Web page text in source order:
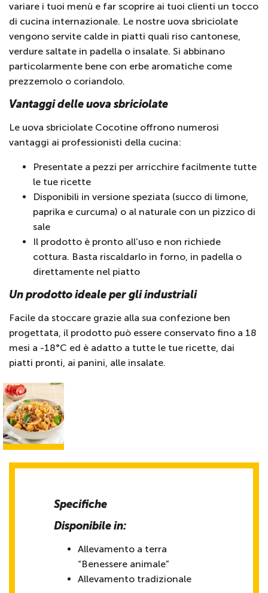
variare i tuoi menù e far scoprire ai tuoi clienti un tocco
di cucina internazionale. Le nostre uova sbriciolate
vengono servite calde in piatti quali riso cantonese,
verdure saltate in padella o insalate. Si abbinano
particolarmente bene con erbe aromatiche come
prezzemolo o coriandolo.
Vantaggi delle uova sbriciolate
Le uova sbriciolate Cocotine offrono numerosi
vantaggi ai professionisti della cucina:
Presentate a pezzi per arricchire facilmente tutte
le tue ricette
Disponibili in versione speziata (succo di limone,
paprika e curcuma) o al naturale con un pizzico di
sale
Il prodotto è pronto all’uso e non richiede
cottura. Basta riscaldarlo in forno, in padella o
direttamente nel piatto
Un prodotto ideale per gli industriali
Facile da stoccare grazie alla sua confezione ben
progettata, il prodotto può essere conservato fino a 18
mesi a -18°C ed è adatto a tutte le tue ricette, dai
piatti pronti, ai panini, alle insalate.
Specifiche
Disponibile in:
Allevamento a terra
“Benessere animale”
Allevamento tradizionale